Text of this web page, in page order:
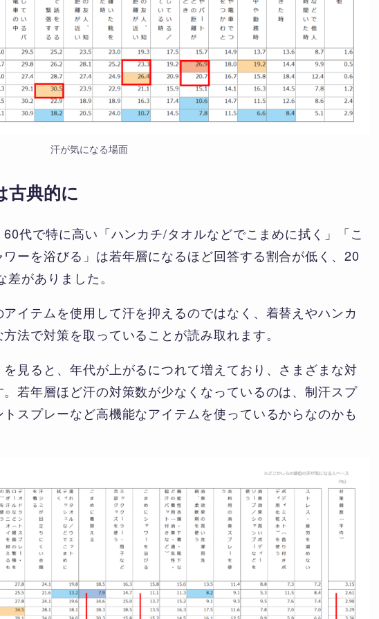
汗が気になる場面
古典的に
代で特に高い「ハンカチ/タオルなどでこまめに拭く」「こ
ーを浴びる」は若年層になるほど回答する割合が低く、20
がありました。
イテムを使用して汗を抑えるのではなく、着替えやハンカ
法で対策を取っていることが読み取れます。
見ると、年代が上がるにつれて増えており、さまざまな対
若年層ほど汗の対策数が少なくなっているのは、制汗スプ
スプレーなど高機能なアイテムを使っているからなのかも